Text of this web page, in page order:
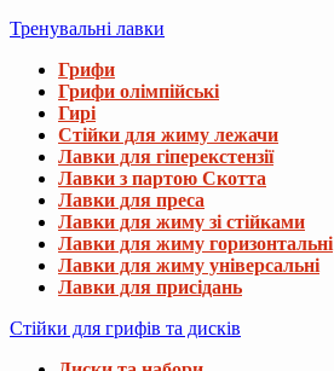
Тренувальні лавки
Грифи
Грифи олімпійські
Гирі
Стійки для жиму лежачи
Лавки для гіперекстензії
Лавки з партою Скотта
Лавки для преса
Лавки для жиму зі стійками
Лавки для жиму горизонтальні
Лавки для жиму універсальні
Лавки для присідань
Стійки для грифів та дисків